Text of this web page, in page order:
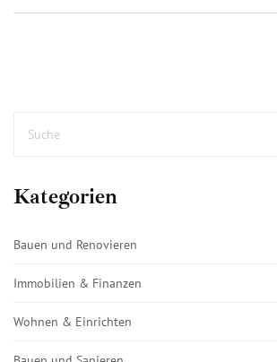
Kategorien
Bauen und Renovieren
Immobilien & Finanzen
Wohnen & Einrichten